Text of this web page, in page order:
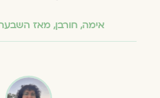
אימה,חורבן,מאז השבעה